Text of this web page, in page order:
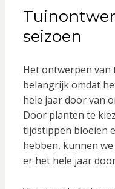
seizoen
Het ontwerpen van
belangrijk omdat
hele jaar door van
Door planten te
tijdstippen bloeien
hebben, kunnen
er het hele jaar